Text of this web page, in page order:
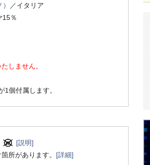
／イタリア
15％
しません。
個付属します。
[説明]
所があります。 [詳細]